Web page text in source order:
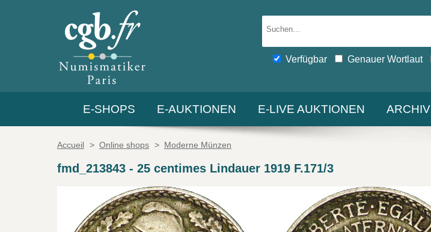
Verfügbar Genauer Wortlaut
E-SHOPS E-AUKTIONEN E-LIVE AUKTIONEN ARCHIV
Accueil > Online shops > Moderne Münzen
fmd_213843 - 25 centimes Lindauer 1919 F.171/3